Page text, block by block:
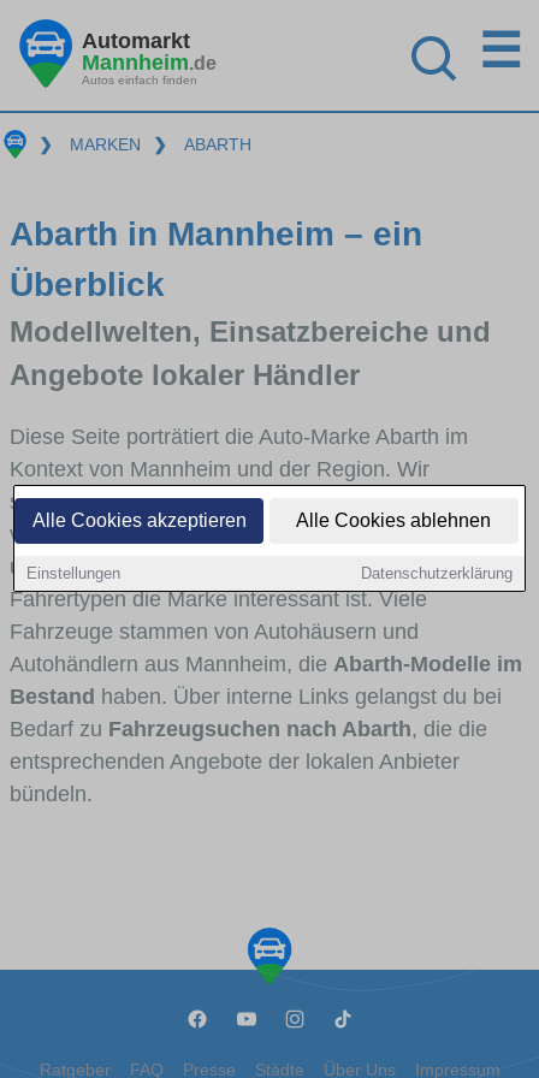
Alle Cookies akzeptieren Alle Cookies ablehnen
Einstellungen Datenschutzerklärung
Automarkt
Mannheim.de
Autos einfach finden
☰
❯ MARKEN ❯ ABARTH
Abarth in Mannheim – ein
Überblick
Modellwelten, Einsatzbereiche und
Angebote lokaler Händler
Diese Seite porträtiert die Auto-Marke Abarth im
Kontext von Mannheim und der Region. Wir
skizzieren, in welchen Fahrzeugklassen Abarth stark
vertreten ist, welche Modellreihen häufig im Stadt-
und Umlandverkehr zu sehen sind und für welche
Fahrertypen die Marke interessant ist. Viele
Fahrzeuge stammen von Autohäusern und
Autohändlern aus Mannheim, die Abarth-Modelle im
Bestand haben. Über interne Links gelangst du bei
Bedarf zu Fahrzeugsuchen nach Abarth, die die
entsprechenden Angebote der lokalen Anbieter
bündeln.
Ratgeber FAQ Presse Städte Über Uns Impressum